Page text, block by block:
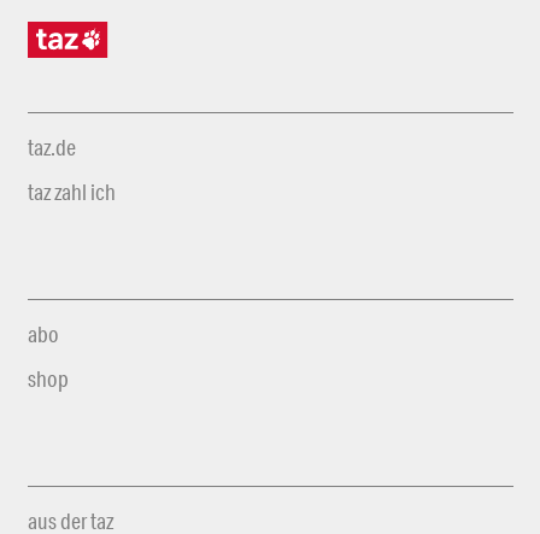
taz.de
taz zahl ich
abo
shop
aus der taz